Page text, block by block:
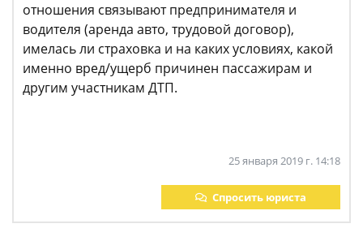
отношения связывают предпринимателя и
водителя (аренда авто, трудовой договор),
имелась ли страховка и на каких условиях, какой
именно вред/ущерб причинен пассажирам и
другим участникам ДТП.
25 января 2019 г. 14:18
Спросить юриста